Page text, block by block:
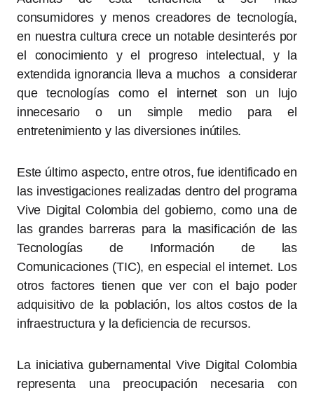
consumidores y menos creadores de tecnología,
en nuestra cultura crece un notable desinterés por
el conocimiento y el progreso intelectual, y la
extendida ignorancia lleva a muchos a considerar
que tecnologías como el internet son un lujo
innecesario o un simple medio para el
entretenimiento y las diversiones inútiles.
Este último aspecto, entre otros, fue identificado en
las investigaciones realizadas dentro del programa
Vive Digital Colombia del gobierno, como una de
las grandes barreras para la masificación de las
Tecnologías de Información de las
Comunicaciones (TIC), en especial el internet. Los
otros factores tienen que ver con el bajo poder
adquisitivo de la población, los altos costos de la
infraestructura y la deficiencia de recursos.
La iniciativa gubernamental Vive Digital Colombia
representa una preocupación necesaria con